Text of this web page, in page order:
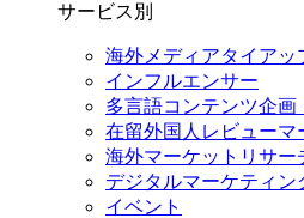
サービス別
海外メディアタイアッ
インフルエンサー
多言語コンテンツ企画
在留外国⼈レビューマ
海外マーケットリサー
デジタルマーケティン
イベント